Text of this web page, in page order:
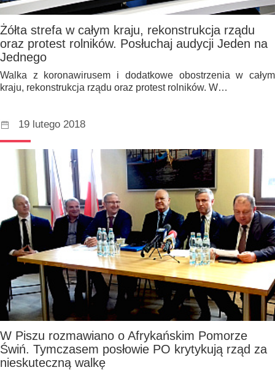
Żółta strefa w całym kraju, rekonstrukcja rządu
oraz protest rolników. Posłuchaj audycji Jeden na
Jednego
Walka z koronawirusem i dodatkowe obostrzenia w całym
kraju, rekonstrukcja rządu oraz protest rolników. W…
19 lutego 2018
W Piszu rozmawiano o Afrykańskim Pomorze
Świń. Tymczasem posłowie PO krytykują rząd za
nieskuteczną walkę